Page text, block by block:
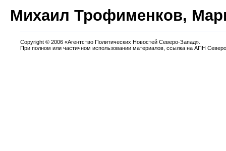
Михаил Трофименков,
Copyright © 2006 «Агентство Политических Новостей Северо-Запад».
При полном или частичном использовании материалов, ссылка на АПН